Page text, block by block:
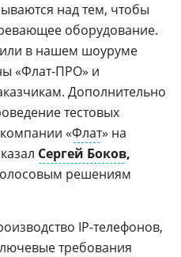
над тем, чтобы
оборудование.
в нашем шоуруме
«Флат-ПРО» и
Дополнительно
тестовых
«Флат» на
Сергей Боков,
решениям
IP-телефонов,
требования